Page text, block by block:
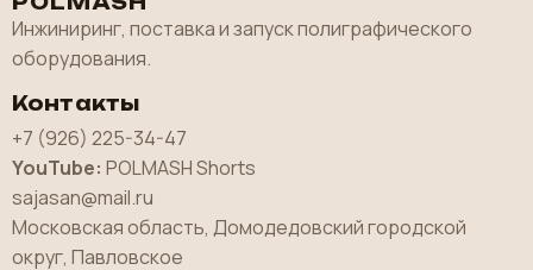
Инжиниринг, поставка и запуск полиграфического
оборудования.
Контакты
+7 (926) 225-34-47
YouTube: POLMASH Shorts
sajasan@mail.ru
Московская область, Домодедовский городской
округ, Павловское